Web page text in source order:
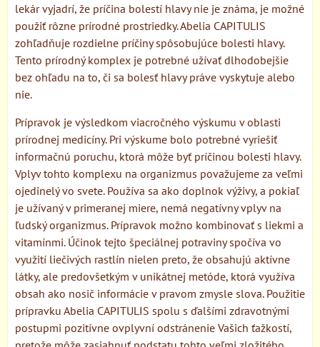
lekár vyjadrí, že príčina bolestí hlavy nie je známa, je možné
použiť rôzne prírodné prostriedky. Abelia CAPITULIS
zohľadňuje rozdielne príčiny spôsobujúce bolesti hlavy.
Tento prírodný komplex je potrebné užívať dlhodobejšie
bez ohľadu na to, či sa bolesť hlavy práve vyskytuje alebo
nie.
Prípravok je výsledkom viacročného výskumu v oblasti
prírodnej medicíny. Pri výskume bolo potrebné vyriešiť
informačnú poruchu, ktorá môže byť príčinou bolesti hlavy.
Vplyv tohto komplexu na organizmus považujeme za veľmi
ojedinelý vo svete. Používa sa ako doplnok výživy, a pokiaľ
je užívaný v primeranej miere, nemá negatívny vplyv na
ľudský organizmus. Prípravok možno kombinovať s liekmi a
vitamínmi. Účinok tejto špeciálnej potraviny spočíva vo
využití liečivých rastlín nielen preto, že obsahujú aktívne
látky, ale predovšetkým v unikátnej metóde, ktorá využíva
obsah ako nosič informácie v pravom zmysle slova. Použitie
prípravku Abelia CAPITULIS spolu s ďalšími zdravotnými
postupmi pozitívne ovplyvní odstránenie Vašich ťažkostí,